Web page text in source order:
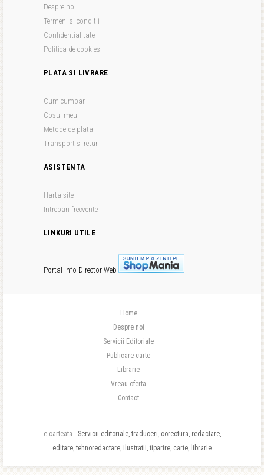
Despre noi
Termeni si conditii
Confidentialitate
Politica de cookies
PLATA SI LIVRARE
Cum cumpar
Cosul meu
Metode de plata
Transport si retur
ASISTENTA
Harta site
Intrebari frecvente
LINKURI UTILE
Portal Info Director Web
Home
Despre noi
Servicii Editoriale
Publicare carte
Librarie
Vreau oferta
Contact
e-carteata - Servicii editoriale, traduceri, corectura, redactare,
editare, tehnoredactare, ilustratii, tiparire, carte, librarie